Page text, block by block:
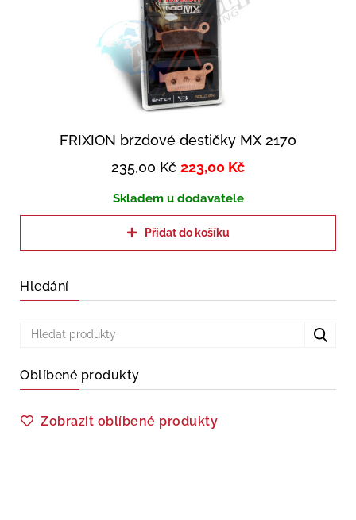
FRIXION brzdové destičky MX 2170
235,00Kč 223,00 Kč
Skladem u dodavatele
Přidat do košíku
Hledání
Oblíbené produkty
Zobrazit oblíbené produkty